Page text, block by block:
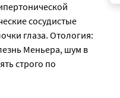
сосудистые
глаза. Отология:
Меньера, шум в
строго по